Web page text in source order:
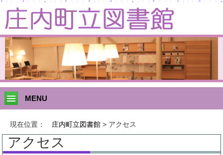
このページの本文へ移動
MENU
現在位置： 庄内町立図書館 > アクセス
アクセス